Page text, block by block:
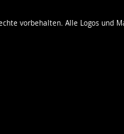
vorbehalten. Alle Logos und